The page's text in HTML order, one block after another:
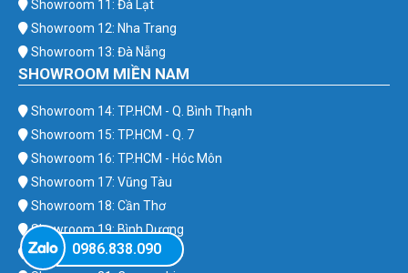
Showroom 11: Đà Lạt
Showroom 12: Nha Trang
Showroom 13: Đà Nẵng
SHOWROOM MIỀN NAM
Showroom 14: TP.HCM - Q. Bình Thạnh
Showroom 15: TP.HCM - Q. 7
Showroom 16: TP.HCM - Hóc Môn
Showroom 17: Vũng Tàu
Showroom 18: Cần Thơ
Showroom 19: Bình Dương
Showroom 20: Bình Phước
0986.838.090